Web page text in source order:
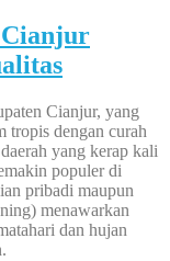
Cianjur
Cianjur, yang
tropis dengan curah
yang kerap kali
populer di
pribadi maupun
menawarkan
dan hujan